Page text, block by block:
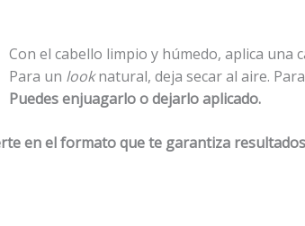
Con el cabello limpio y húmedo, aplica una
Para un looknatural, deja secar al aire.
Puedes enjuagarlo o dejarlo aplicado.
en el formato que te garantiza